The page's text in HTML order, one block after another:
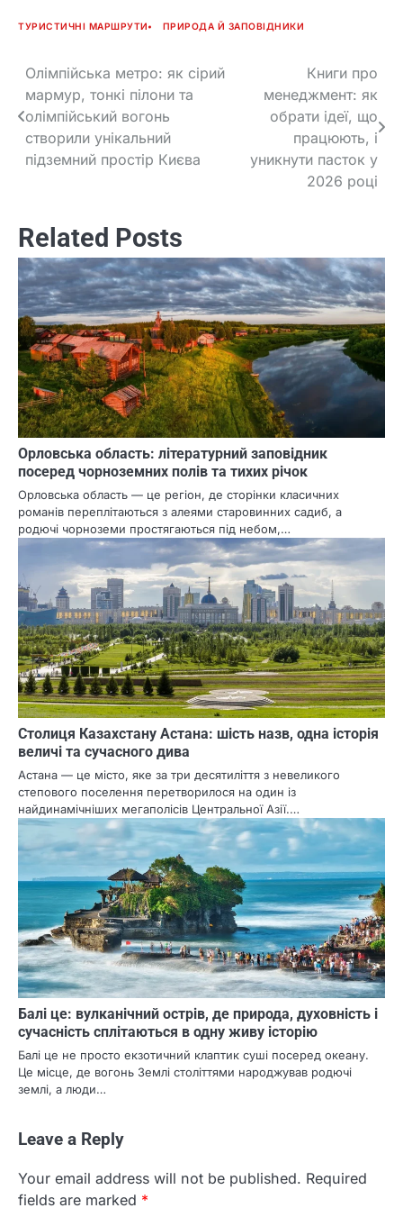
ТУРИСТИЧНІ МАРШРУТИ ПРИРОДА Й ЗАПОВІДНИКИ
Post
navigation
Олімпійська метро: як сірий
мармур, тонкі пілони та
олімпійський вогонь
створили унікальний
підземний простір Києва
Книги про
менеджмент: як
обрати ідеї, що
працюють, і
уникнути пасток у
2026 році
Related Posts
Орловська область: літературний заповідник
посеред чорноземних полів та тихих річок
Орловська область — це регіон, де сторінки класичних
романів переплітаються з алеями старовинних садиб, а
родючі чорноземи простягаються під небом,…
Столиця Казахстану Астана: шість назв, одна історія
величі та сучасного дива
Астана — це місто, яке за три десятиліття з невеликого
степового поселення перетворилося на один із
найдинамічніших мегаполісів Центральної Азії.…
Балі це: вулканічний острів, де природа, духовність і
сучасність сплітаються в одну живу історію
Балі це не просто екзотичний клаптик суші посеред океану.
Це місце, де вогонь Землі століттями народжував родючі
землі, а люди…
Leave a Reply
Your email address will not be published. Required
fields are marked *